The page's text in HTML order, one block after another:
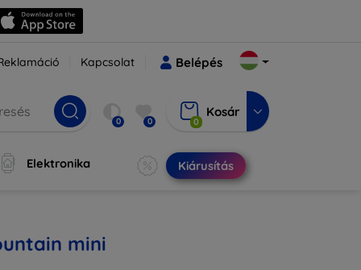
Kapcsolat Belépés
0 0 0
Kosár
Elektronika Kiárusítás
mini